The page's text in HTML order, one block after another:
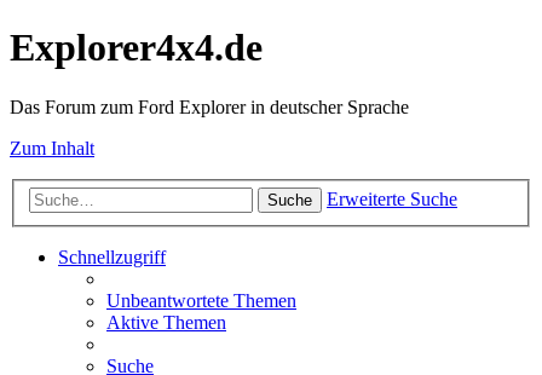
Explorer4x4.de
Das Forum zum Ford Explorer in deutscher Sprache
Zum Inhalt
Suche Erweiterte Suche
Schnellzugriff
Unbeantwortete Themen
Aktive Themen
Suche